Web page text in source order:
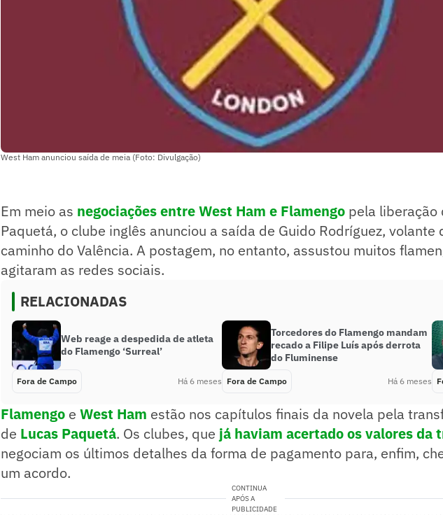
West Ham anunciou saída de meia (Foto: Divulgação)
Em meio as negociações entre West Ham e Flamengo pela liberação
Paquetá, o clube inglês anunciou a saída de Guido Rodríguez, volante
caminho do Valência. A postagem, no entanto, assustou muitos
agitaram as redes sociais.
RELACIONADAS
Web reage a despedida de atleta
do Flamengo ‘Surreal’
Fora de Campo Há 6 meses
Torcedores do Flamengo mandam
recado a Filipe Luís após derrota
do Fluminense
Fora de Campo Há 6 meses
Flamengo e West Ham estão nos capítulos finais da novela pela
de Lucas Paquetá. Os clubes, que já haviam acertado os valores da
negociam os últimos detalhes da forma de pagamento para, enfim,
um acordo.
CONTINUA
APÓS A
PUBLICIDADE